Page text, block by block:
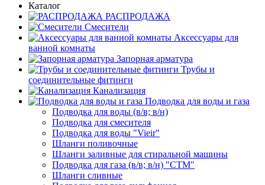
Каталог
РАСПРОДАЖА
Смесители
Аксессуары для
ванной комнаты
Запорная арматура
Трубы и
соединительные фитинги
Канализация
Подводка для воды и газа
Подводка для воды (в/в; в/н)
Подводка для смесителя
Подводка для воды "Vieir"
Шланги поливочные
Шланги заливные для стиральной машины
Подводка для газа (в/в; в/н) "CTM"
Шланги сливные